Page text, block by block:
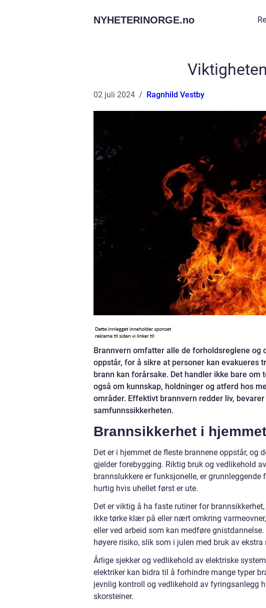
NYHETERINORGE.no
02 juli 2024 Ragnhild Vestby
Brannvern omfatter alle de forholdsreglene
oppstår, for å sikre at personer kan evakueres
brann kan forårsake. Det handler ikke bare
også om kunnskap, holdninger og atferd hos
områder. Effektivt brannvern redder liv,
samfunnssikkerheten.
Brannsikkerhet i hjemmet
Det er i hjemmet de fleste brannene oppstår, og
gjelder forebygging. Riktig bruk og vedlikehold
brannslukkere er funksjonelle, er
hurtig hvis uhellet først er ute.
Det er viktig å ha faste rutiner for
ikke tørke klær på eller nært omkring
eller ved arbeid som kan medføre
høyere risiko, slik som i julen med bruk av ekstra
Årlige sjekker og vedlikehold av elektriske
elektriker kan bidra til å forhindre mange typer
jevnlig kontroll og vedlikehold av fyringsanlegg
skorsteiner.